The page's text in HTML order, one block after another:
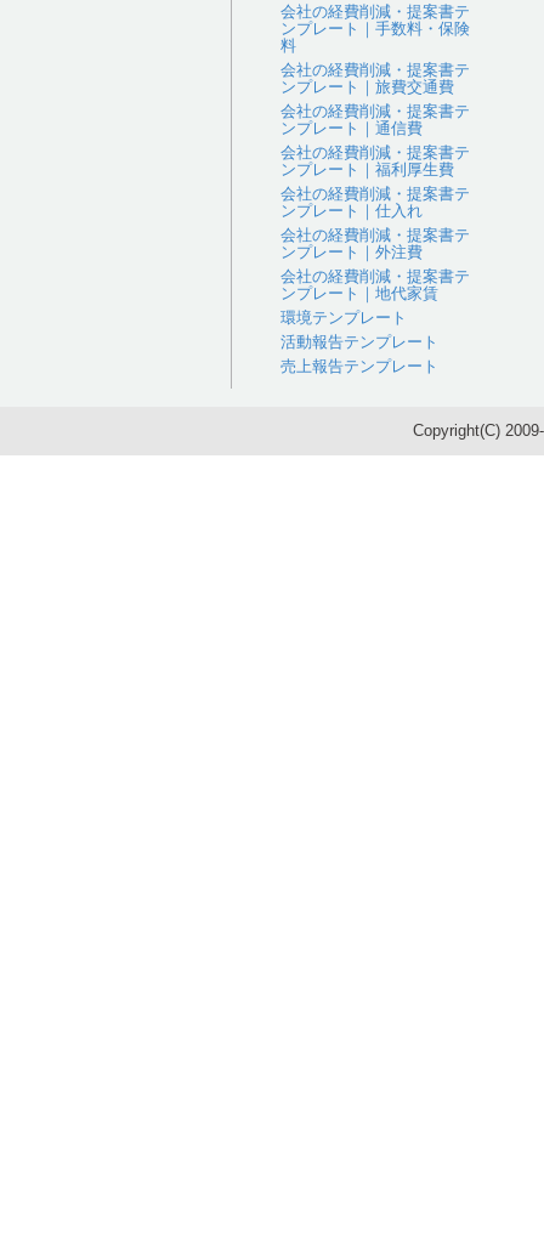
会社の経費削減・提案書テ
ンプレート｜手数料・保険
料
会社の経費削減・提案書テ
ンプレート｜旅費交通費
会社の経費削減・提案書テ
ンプレート｜通信費
会社の経費削減・提案書テ
ンプレート｜福利厚生費
会社の経費削減・提案書テ
ンプレート｜仕入れ
会社の経費削減・提案書テ
ンプレート｜外注費
会社の経費削減・提案書テ
ンプレート｜地代家賃
環境テンプレート
活動報告テンプレート
売上報告テンプレート
Copyright(C)